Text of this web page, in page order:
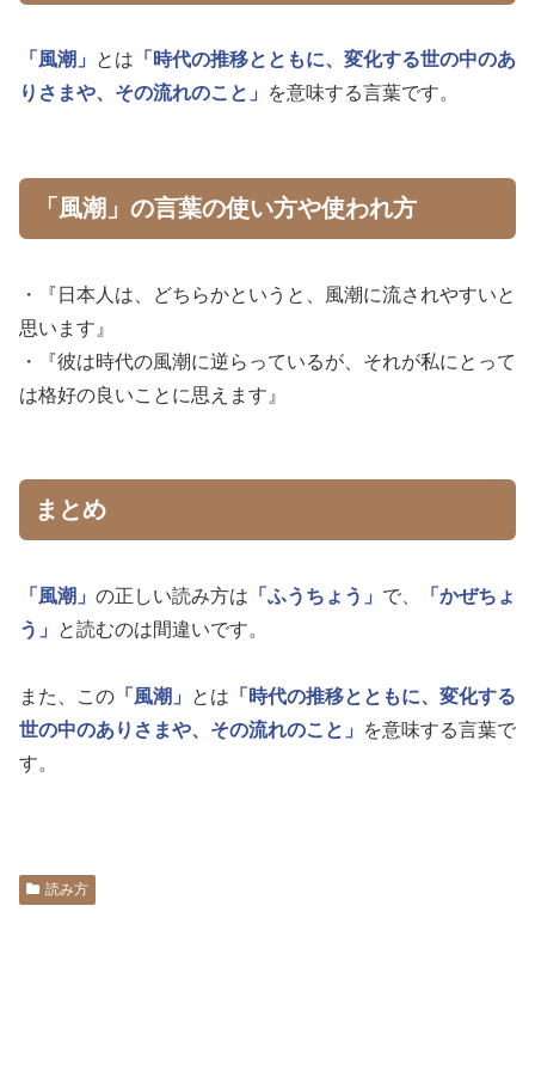
「風潮」 とは 「時代の推移とともに、変化する世の中のあ
りさまや、その流れのこと」
を意味する言葉です。
「風潮」の言葉の使い方や使われ方
・『日本人は、どちらかというと、風潮に流されやすいと
思います』
・『彼は時代の風潮に逆らっているが、それが私にとって
は格好の良いことに思えます』
まとめ
「風潮」 の正しい読み方は 「ふうちょう」 で、
「かぜちょ
う」
と読むのは間違いです。
また、この 「風潮」 とは 「時代の推移とともに、変化する
世の中のありさまや、その流れのこと」
を意味する言葉で
す。
読み方